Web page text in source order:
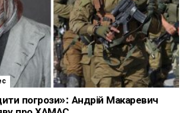
погрози»: Андрій Макаревич